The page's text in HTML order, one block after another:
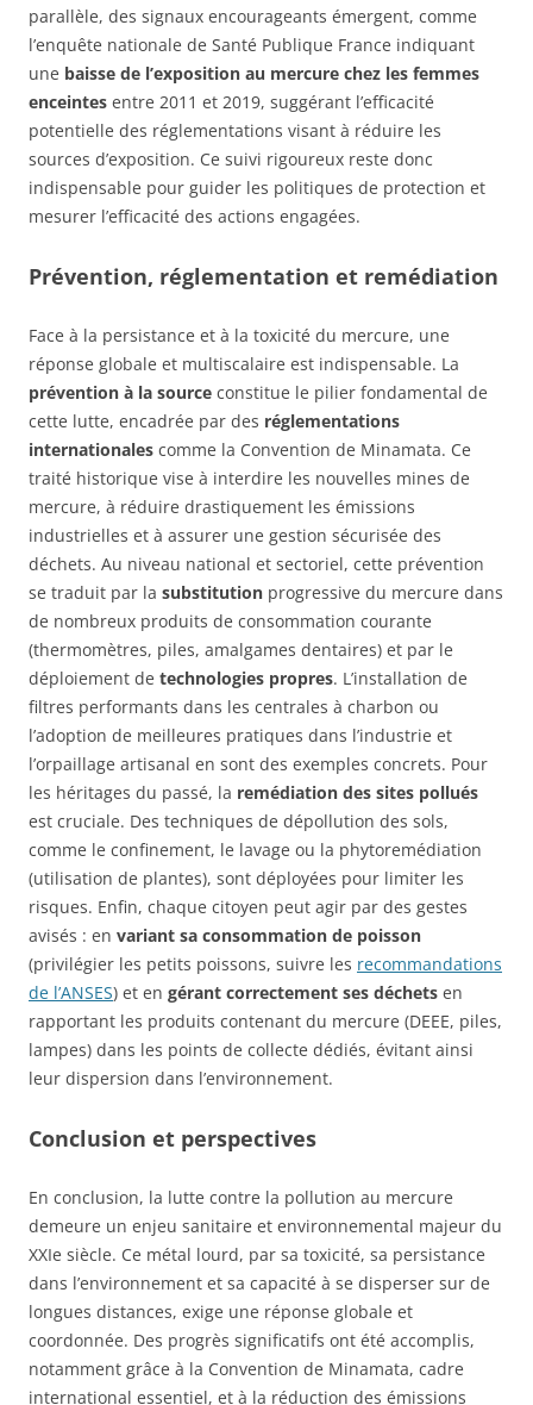
parallèle, des signaux encourageants émergent, comme
l’enquête nationale de Santé Publique France indiquant
une baisse de l’exposition au mercure chez les femmes
enceintes entre 2011 et 2019, suggérant l’efficacité
potentielle des réglementations visant à réduire les
sources d’exposition. Ce suivi rigoureux reste donc
indispensable pour guider les politiques de protection et
mesurer l’efficacité des actions engagées.
Prévention, réglementation et remédiation
Face à la persistance et à la toxicité du mercure, une
réponse globale et multiscalaire est indispensable. La
prévention à la source constitue le pilier fondamental de
cette lutte, encadrée par des réglementations
internationales comme la Convention de Minamata. Ce
traité historique vise à interdire les nouvelles mines de
mercure, à réduire drastiquement les émissions
industrielles et à assurer une gestion sécurisée des
déchets. Au niveau national et sectoriel, cette prévention
se traduit par la substitution progressive du mercure dans
de nombreux produits de consommation courante
(thermomètres, piles, amalgames dentaires) et par le
déploiement de technologies propres. L’installation de
filtres performants dans les centrales à charbon ou
l’adoption de meilleures pratiques dans l’industrie et
l’orpaillage artisanal en sont des exemples concrets. Pour
les héritages du passé, la remédiation des sites pollués
est cruciale. Des techniques de dépollution des sols,
comme le confinement, le lavage ou la phytoremédiation
(utilisation de plantes), sont déployées pour limiter les
risques. Enfin, chaque citoyen peut agir par des gestes
avisés : en variant sa consommation de poisson
(privilégier les petits poissons, suivre les recommandations
de l’ANSES) et en gérant correctement ses déchets en
rapportant les produits contenant du mercure (DEEE, piles,
lampes) dans les points de collecte dédiés, évitant ainsi
leur dispersion dans l’environnement.
Conclusion et perspectives
En conclusion, la lutte contre la pollution au mercure
demeure un enjeu sanitaire et environnemental majeur du
XXIe siècle. Ce métal lourd, par sa toxicité, sa persistance
dans l’environnement et sa capacité à se disperser sur de
longues distances, exige une réponse globale et
coordonnée. Des progrès significatifs ont été accomplis,
notamment grâce à la Convention de Minamata, cadre
international essentiel, et à la réduction des émissions